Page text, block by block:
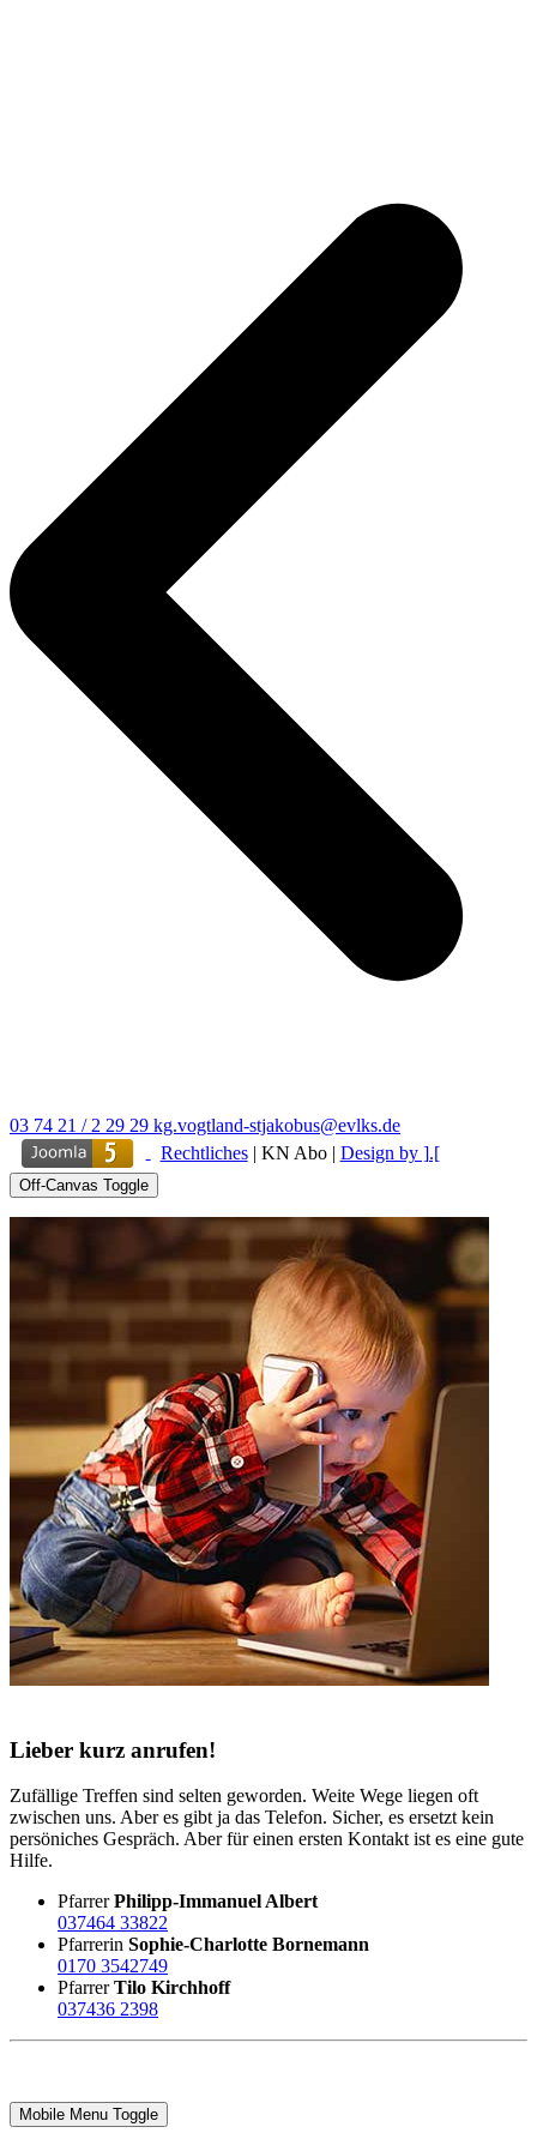
03 74 21 / 2 29 29 kg.vogtland-stjakobus@evlks.de
Rechtliches| KN Abo| Design by ].[
Off-Canvas Toggle
Lieber kurz anrufen!
Zufällige Treffen sind selten geworden. Weite Wege liegen oft
zwischen uns. Aber es gibt ja das Telefon. Sicher, es ersetzt kein
persöniches Gespräch. Aber für einen ersten Kontakt ist es eine gute
Hilfe.
PfarrerPhilipp-Immanuel Albert
037464 33822
Pfarrerin Sophie-Charlotte Bornemann
0170 3542749
PfarrerTilo Kirchhoff
037436 2398
Mobile Menu Toggle